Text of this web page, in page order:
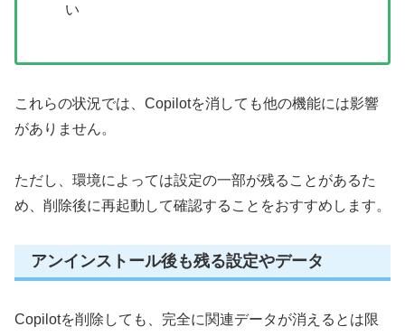
い
これらの状況では、Copilotを消しても他の機能には影響
がありません。
ただし、環境によっては設定の一部が残ることがあるた
め、削除後に再起動して確認することをおすすめします。
アンインストール後も残る設定やデータ
Copilotを削除しても、完全に関連データが消えるとは限